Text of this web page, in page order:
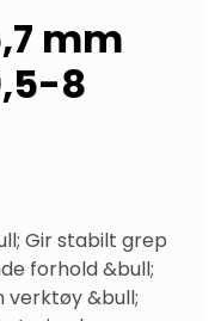
mm
8
Gir stabilt grep
forhold &bull;
verktøy &bull;